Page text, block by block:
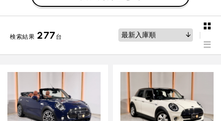
TRADE 買取
売却手順
必要書類
BMWミニ メンテナンス
ローバーミニ メンテナンス
BLOG & MEDIA ブログ＆メディア
TOP
MINI KNOWLEDGE ミニナレッジ
検索結果 277 台